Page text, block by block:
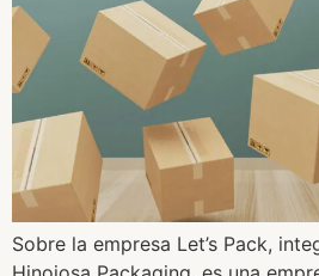
Sobre la empresa Let’s Pack,